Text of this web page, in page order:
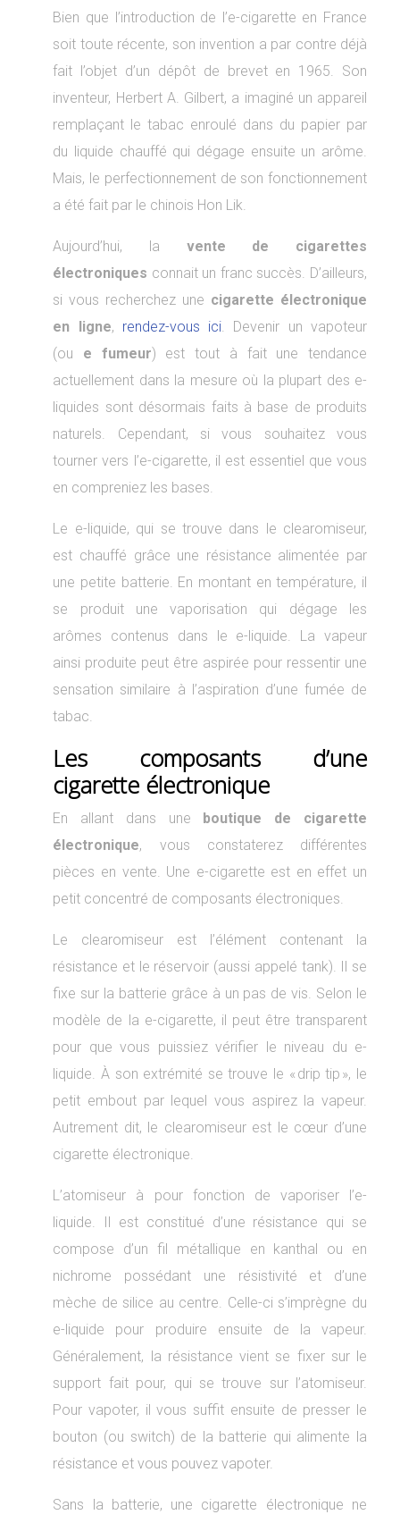
Bien que l’introduction de l’e-cigarette en France
soit toute récente, son invention a par contre déjà
fait l’objet d’un dépôt de brevet en 1965. Son
inventeur, Herbert A. Gilbert, a imaginé un appareil
remplaçant le tabac enroulé dans du papier par
du liquide chauffé qui dégage ensuite un arôme.
Mais, le perfectionnement de son fonctionnement
a été fait par le chinois Hon Lik.
Aujourd’hui, la vente de cigarettes
électroniques connait un franc succès. D’ailleurs,
si vous recherchez une cigarette électronique
en ligne, rendez-vous ici. Devenir un vapoteur
(ou e fumeur) est tout à fait une tendance
actuellement dans la mesure où la plupart des e-
liquides sont désormais faits à base de produits
naturels. Cependant, si vous souhaitez vous
tourner vers l’e-cigarette, il est essentiel que vous
en compreniez les bases.
Le e-liquide, qui se trouve dans le clearomiseur,
est chauffé grâce une résistance alimentée par
une petite batterie. En montant en température, il
se produit une vaporisation qui dégage les
arômes contenus dans le e-liquide. La vapeur
ainsi produite peut être aspirée pour ressentir une
sensation similaire à l’aspiration d’une fumée de
tabac.
Les composants d’une
cigarette électronique
En allant dans une boutique de cigarette
électronique, vous constaterez différentes
pièces en vente. Une e-cigarette est en effet un
petit concentré de composants électroniques.
Le clearomiseur est l’élément contenant la
résistance et le réservoir (aussi appelé tank). Il se
fixe sur la batterie grâce à un pas de vis. Selon le
modèle de la e-cigarette, il peut être transparent
pour que vous puissiez vérifier le niveau du e-
liquide. À son extrémité se trouve le « drip tip », le
petit embout par lequel vous aspirez la vapeur.
Autrement dit, le clearomiseur est le cœur d’une
cigarette électronique.
L’atomiseur à pour fonction de vaporiser l’e-
liquide. Il est constitué d’une résistance qui se
compose d’un fil métallique en kanthal ou en
nichrome possédant une résistivité et d’une
mèche de silice au centre. Celle-ci s’imprègne du
e-liquide pour produire ensuite de la vapeur.
Généralement, la résistance vient se fixer sur le
support fait pour, qui se trouve sur l’atomiseur.
Pour vapoter, il vous suffit ensuite de presser le
bouton (ou switch) de la batterie qui alimente la
résistance et vous pouvez vapoter.
Sans la batterie, une cigarette électronique ne